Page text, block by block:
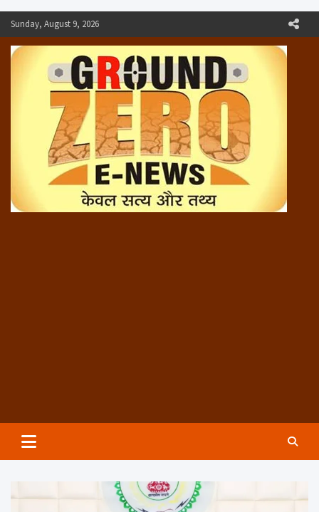
Skip
to
content
Sunday, August 9, 2026
Groundzeronews